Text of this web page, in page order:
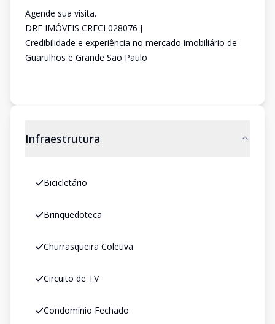
Agende sua visita.
DRF IMÓVEIS CRECI 028076 J
Credibilidade e experiência no mercado imobiliário de
Guarulhos e Grande São Paulo
Infraestrutura
Bicicletário
Brinquedoteca
Churrasqueira Coletiva
Circuito de TV
Condomínio Fechado